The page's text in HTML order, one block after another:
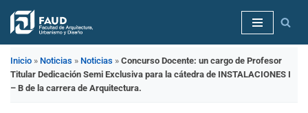
Saltar
contenido
Inicio » Noticias » Noticias » Concurso Docente: un cargo de Profesor
Titular Dedicación Semi Exclusiva para la cátedra de INSTALACIONES I
– B de la carrera de Arquitectura.